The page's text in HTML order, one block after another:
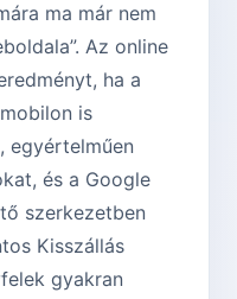
ma már nem
Az online
ha a
is
egyértelműen
és a Google
szerkezetben
Kisszállás
gyakran